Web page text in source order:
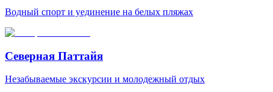
Водный спорт и уединение на белых пляжах
Северная Паттайя
Незабываемые экскурсии и молодежный отдых